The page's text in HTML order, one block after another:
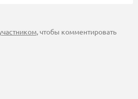
, чтобы комментировать